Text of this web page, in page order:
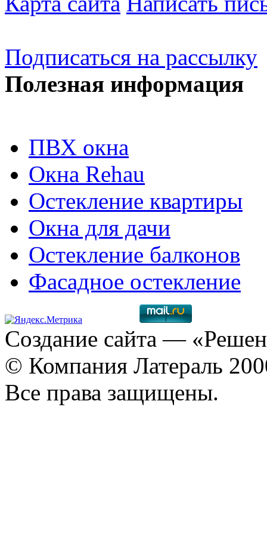
Подписаться на рассылку
Полезная информация
ПВХ окна
Окна Rehau
Остекление квартиры
Окна для дачи
Остекление балконов
Фасадное остекление
Создание сайта —
© Компания Латераль
Все права защищены.